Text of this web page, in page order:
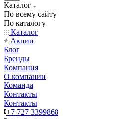
Каталог
По всему сайту
По каталогу
Каталог
Акции
Блог
Бренды
Компания
О компании
Команда
Контакты
Контакты
+7 727 3399868